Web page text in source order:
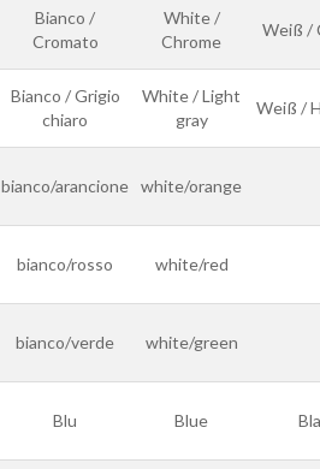
Bianco /
Cromato
White /
Chrome
Weiß /
Bianco / Grigio
chiaro
White / Light
gray
Weiß /
bianco/arancione white/orange
bianco/rosso white/red
bianco/verde white/green
Blu Blue